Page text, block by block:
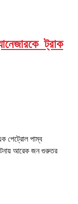
ট্রাক
পেট্রোল পাম্ব
আরেক জন গুরুতর